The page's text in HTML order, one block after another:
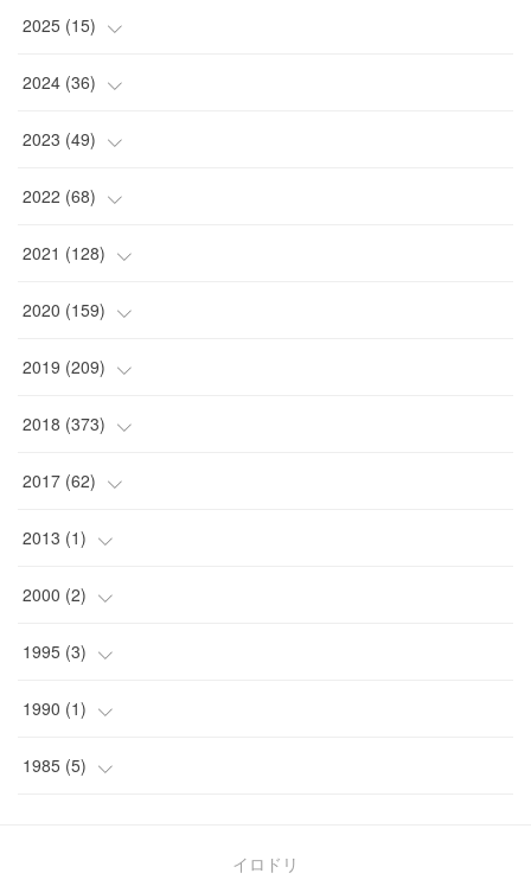
(4)
(2)
(1)
(2)
2025 (15)
(4)
(2)
(2)
(3)
( 1)
2024 (36)
(2)
(2)
(1)
( 4)
( 3)
2023 (49)
(1)
(2)
( 5)
(5)
(3)
2022 (68)
(6)
( 6)
(3)
(4)
(4)
2021 (128)
(10)
(9)
(7)
(12
(10
2020 (159)
(15)
(11)
(9)
(26
(8
2019 (209)
(16)
(17
(17
(17
(21
2018 (373)
(18
(36)
(27
(29
(37
2017 (62)
(17)
(13)
(17
(7
(8
2013 (1)
(1
2000 (2)
(1
(1
1995 (3)
(3
1990 (1)
(1
1985 (5)
イロドリ